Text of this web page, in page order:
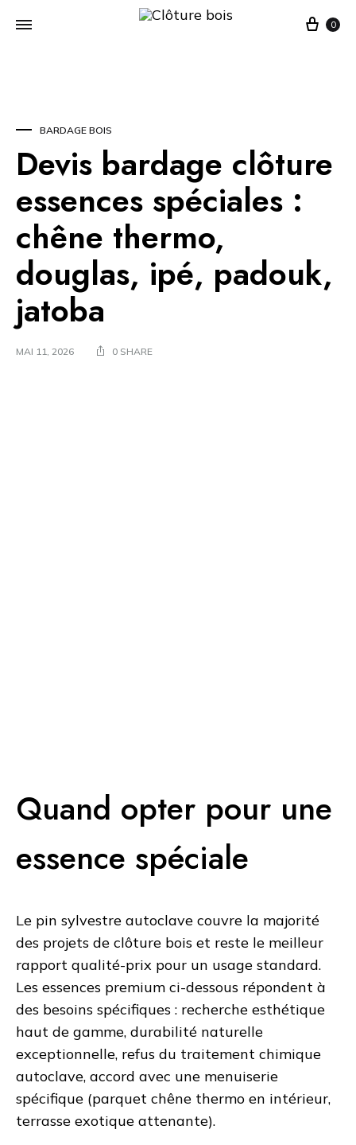
Cart
0
BARDAGE BOIS
Devis bardage clôture
essences spéciales :
chêne thermo,
douglas, ipé, padouk,
jatoba
MAI 11, 2026 0 SHARE
Quand opter pour une
essence spéciale
Le pin sylvestre autoclave couvre la majorité
des projets de clôture bois et reste le meilleur
rapport qualité-prix pour un usage standard.
Les essences premium ci-dessous répondent à
des besoins spécifiques : recherche esthétique
haut de gamme, durabilité naturelle
exceptionnelle, refus du traitement chimique
autoclave, accord avec une menuiserie
spécifique (parquet chêne thermo en intérieur,
terrasse exotique attenante).